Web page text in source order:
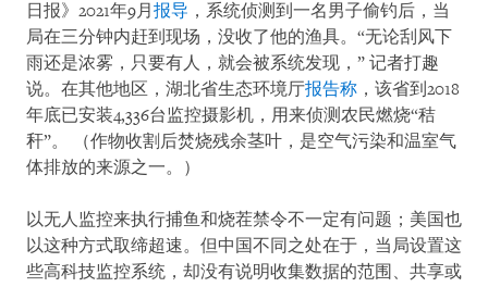
日报》2021年9月 报导 ，系统侦测到一名男子偷钓后，当
局在三分钟内赶到现场，没收了他的渔具。“无论刮风下
雨还是浓雾，只要有人，就会被系统发现，” 记者打趣
说。在其他地区，湖北省生态环境厅报告称 ，该省到2018
年底已安装4,336台监控摄影机，用来侦测农民燃烧“秸
秆”。 （作物收割后焚烧残余茎叶，是空气污染和温室气
体排放的来源之一。）
以无人监控来执行捕鱼和烧茬禁令不一定有问题；美国也
以这种方式取缔超速。但中国不同之处在于，当局设置这
些高科技监控系统，却没有说明收集数据的范围、共享或